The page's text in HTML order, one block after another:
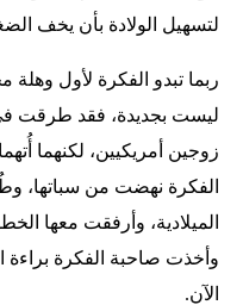
لتسهيل الولادة بأن يخف
ربما تبدو الفكرة لأول
ليست بجديدة، فقد طرقت في
زوجين أمريكيين، لكنهما
الفكرة نهضت من سباتها،
الميلادية، وأرفقت معها
وأخذت صاحبة الفكرة براءة
الآن.